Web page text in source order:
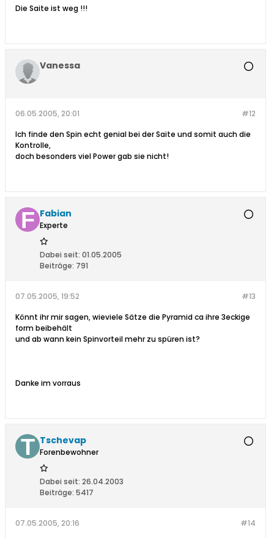
Die Saite ist weg !!!
Vanessa
#12
06.05.2005, 20:01
Ich finde den Spin echt genial bei der Saite und somit auch die
Kontrolle,
doch besonders viel Power gab sie nicht!
Fabian
Experte
Dabei seit: 01.05.2005
Beiträge: 791
#13
07.05.2005, 19:52
Könnt ihr mir sagen, wieviele Sätze die Pyramid ca ihre 3eckige
form beibehält
und ab wann kein Spinvorteil mehr zu spüren ist?
Danke im vorraus
Tschevap
Forenbewohner
Dabei seit: 26.04.2003
Beiträge: 5417
#14
07.05.2005, 20:16